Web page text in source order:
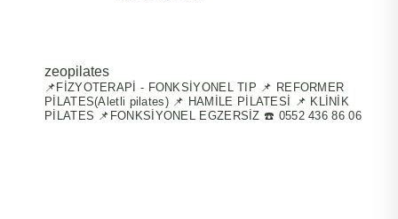
zeopilates
📌FİZYOTERAPİ - FONKSİYONEL TIP 📌 REFORMER
PİLATES(Aletli pilates)📌 HAMİLE PİLATESİ 📌 KLİNİK
PİLATES 📌FONKSİYONEL EGZERSİZ ☎️ 0552 436 86 06